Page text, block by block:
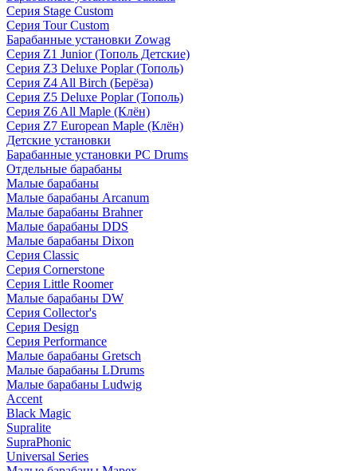
Серия Stage Custom
Серия Tour Custom
Барабанные установки Zowag
Серия Z1 Junior (Тополь Детские)
Серия Z3 Deluxe Poplar (Тополь)
Серия Z4 All Birch (Берёза)
Серия Z5 Deluxe Poplar (Тополь)
Серия Z6 All Maple (Клён)
Серия Z7 European Maple (Клён)
Детские установки
Барабанные установки PC Drums
Отдельные барабаны
Малые барабаны
Малые барабаны Arcanum
Малые барабаны Brahner
Малые барабаны DDS
Малые барабаны Dixon
Серия Classic
Серия Cornerstone
Серия Little Roomer
Малые барабаны DW
Серия Collector's
Серия Design
Серия Performance
Малые барабаны Gretsch
Малые барабаны LDrums
Малые барабаны Ludwig
Accent
Black Magic
Supralite
SupraPhonic
Universal Series